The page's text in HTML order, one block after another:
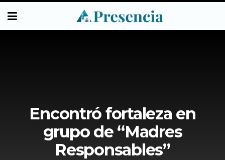
Encontró fortaleza en
grupo de “Madres
Responsables”